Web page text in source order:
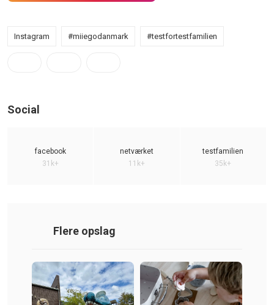
Instagram #miiegodanmark #testfortestfamilien
Social
facebook
31k+
netværket
11k+
testfamilien
35k+
Flere opslag